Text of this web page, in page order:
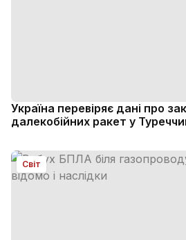
Україна перевіряє дані про
далекобійних ракет у
Світ